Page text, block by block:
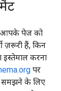
आपके पेज को
ज़रूरी हैं, किन
इस्तेमाल करना
पर
समझने के लिए